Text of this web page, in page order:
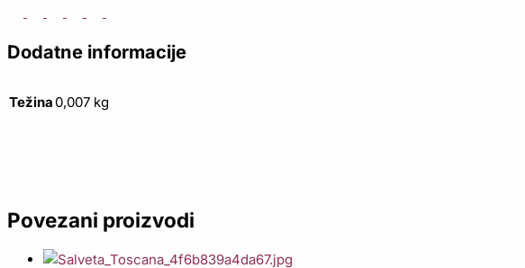
Dodatne informacije
Težina 0,007 kg
Povezani proizvodi